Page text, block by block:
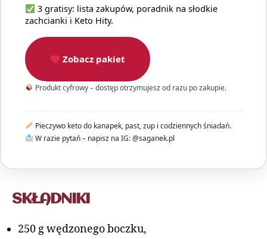
3 gratisy: lista zakupów, poradnik na słodkie
zachcianki i Keto Hity.
Zobacz pakiet
Produkt cyfrowy – dostęp otrzymujesz od razu po zakupie.
Pieczywo keto do kanapek, past, zup i codziennych śniadań.
W razie pytań – napisz na IG: @saganek.pl
SKŁADNIKI
250 g wędzonego boczku,